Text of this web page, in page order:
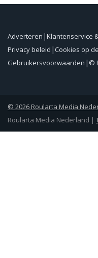
Adverteren Klantenservice
Privacy beleid Cookies op
Gebruikersvoorwaarden ©
© 2026 Roularta Media
Roularta Media Nederland |